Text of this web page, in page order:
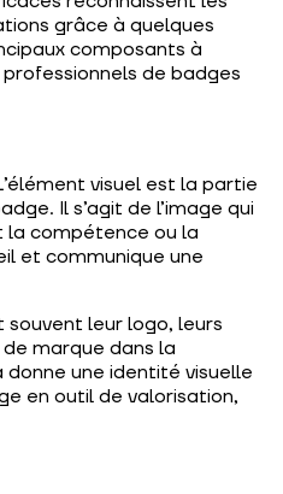
grâce à quelques
composants à
de badges
visuel est la partie
Il s’agit de l’image qui
compétence ou la
et communique une
leur logo, leurs
marque dans la
une identité visuelle
en outil de valorisation,